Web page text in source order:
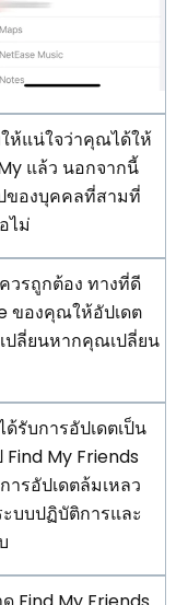
ห้แน่ใจว่าคุณได้ให้
แล้ว นอกจากนี้
ของบุคคลที่สามที่
ไม่
วรถูกต้อง ทางที่ดี
ของคุณให้อัปเดต
ปลี่ยนหากคุณเปลี่ยน
รับการอัปเดตเป็น
My Friends
รอัปเดตล้มเหลว
บบปฏิบัติการและ